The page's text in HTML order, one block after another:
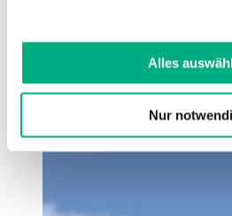
Cookies, wenn Sie unsere
Weitere Informationen finden Sie
Datenschutzerklärung
Alles
Nur